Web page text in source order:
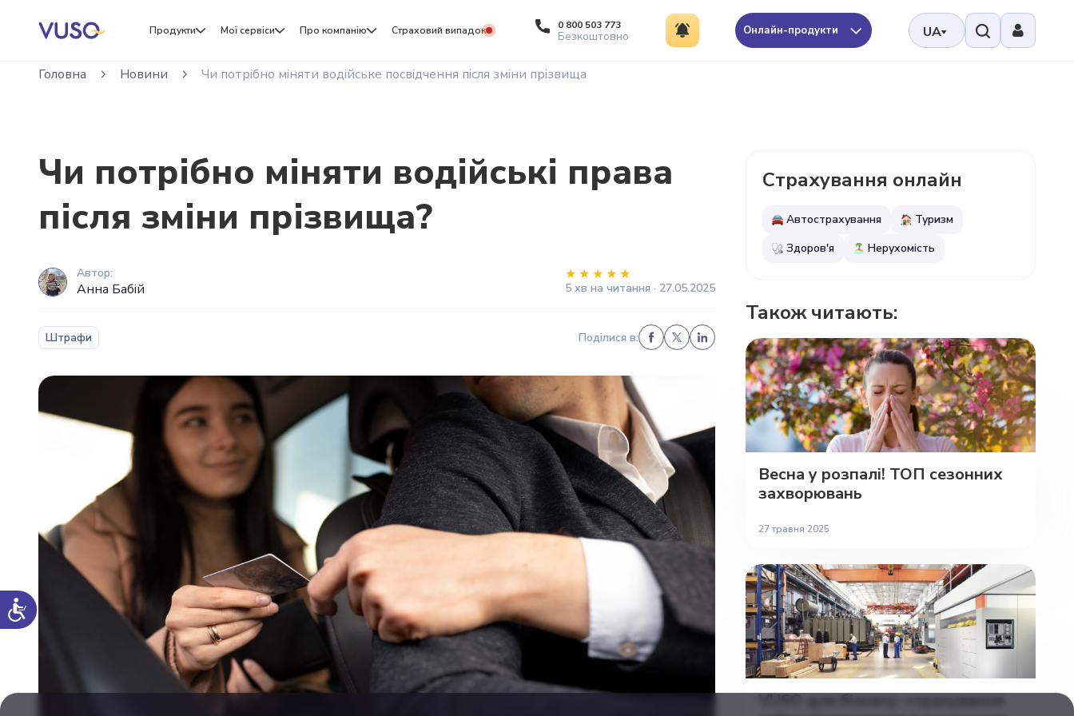
Продукти Мої сервіси Про компанію Страховий випадок 0 800 503 773
Безкоштовно Онлайн-продукти UA
Головна Новини Чи потрібно міняти водійське посвідчення після зміни прізвища
Чи потрібно міняти водійські права
після зміни прізвища?
Автор:
Анна Бабій 5 хв на читання · 27.05.2025
Штрафи Поділися в:
Страхування онлайн
Автострахування
Туризм
Здоров'я
Нерухомість
Також читають:
Весна у розпалі! ТОП сезонних
захворювань
27 травня 2025